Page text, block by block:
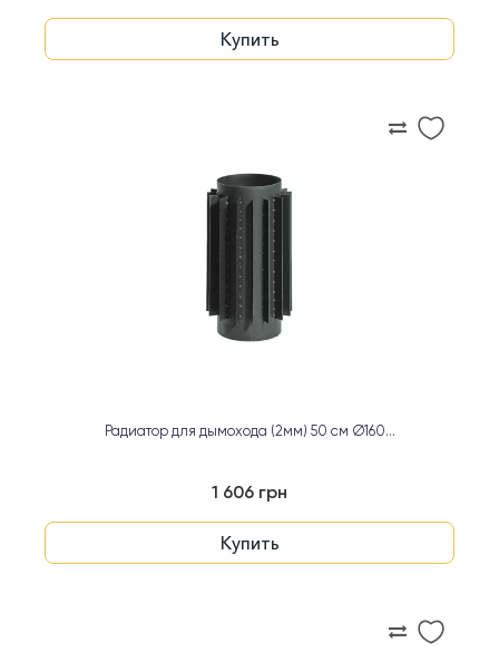
Купить
Радиатор для дымохода (2мм) 50 см Ø160...
1 606 грн
Купить